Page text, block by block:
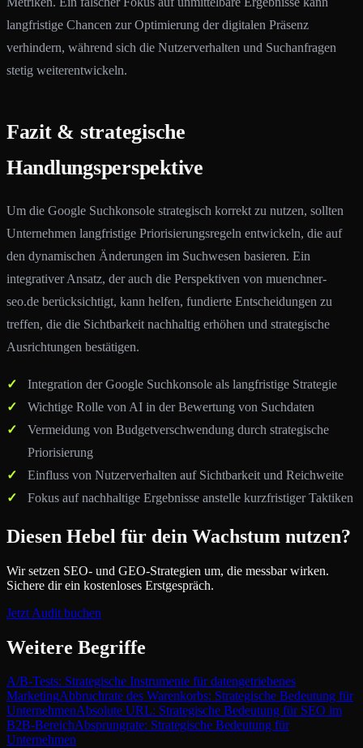
langfristige Chancen zur Optimierung der digitalen Präsenz
verhindern, während sich die Nutzerverhalten und Suchanfragen
stetig weiterentwickeln.
Fazit & strategische
Handlungsperspektive
Um die Google Suchkonsole strategisch korrekt zu nutzen, sollten
Unternehmen langfristige Priorisierungsregeln entwickeln, die auf
den dynamischen Änderungen im Suchwesen basieren. Ein
integrativer Ansatz, der auch die Perspektiven von muenchner-
seo.de berücksichtigt, kann helfen, fundierte Entscheidungen zu
treffen, die die Sichtbarkeit nachhaltig erhöhen und strategische
Ausrichtungen bestätigen.
Integration der Google Suchkonsole als langfristige Strategie
Wichtige Rolle von AI in der Bewertung von Suchdaten
Vermeidung von Budgetverschwendung durch strategische
Priorisierung
Einfluss von Nutzerverhalten auf Sichtbarkeit und Reichweite
Fokus auf nachhaltige Ergebnisse anstelle kurzfristiger Taktiken
Diesen Hebel für dein Wachstum nutzen?
Wir setzen SEO- und GEO-Strategien um, die messbar wirken.
Sichere dir ein kostenloses Erstgespräch.
Jetzt Audit buchen
Weitere Begriffe
A/B-Tests: Strategische Instrumente für datengetriebenes
MarketingAbbruchrate des Warenkorbs: Strategische Bedeutung für
UnternehmenAbsolute URL: Strategische Bedeutung für SEO im
B2B-BereichAbsprungrate: Strategische Bedeutung für
Unternehmen